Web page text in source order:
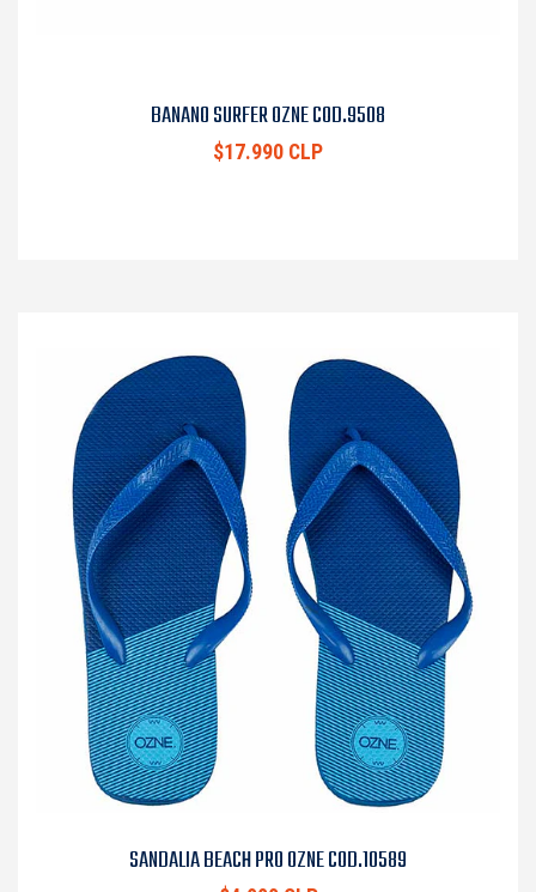
BANANO SURFER OZNE COD.9508
$17.990 CLP
SANDALIA BEACH PRO OZNE COD.10589